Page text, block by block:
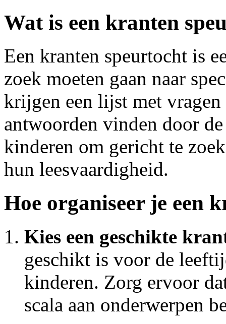
Wat is een kranten
Een kranten speurtocht is
zoek moeten gaan naar
krijgen een lijst met
antwoorden vinden door
kinderen om gericht te
hun leesvaardigheid.
Hoe organiseer je een
Kies een geschikte
geschikt is voor de
kinderen. Zorg ervoor
scala aan onderwerpen